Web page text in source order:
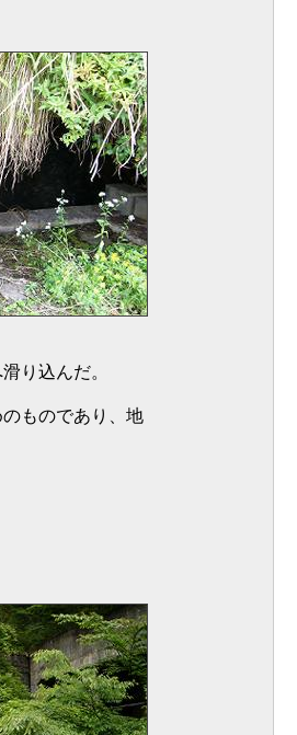
り込んだ。
ものであり、地